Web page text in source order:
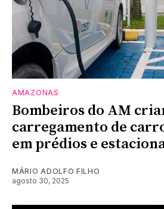
AMAZONAS
Bombeiros do AM
carregamento de
em prédios e
MÁRIO ADOLFO FILHO
agosto 30, 2025